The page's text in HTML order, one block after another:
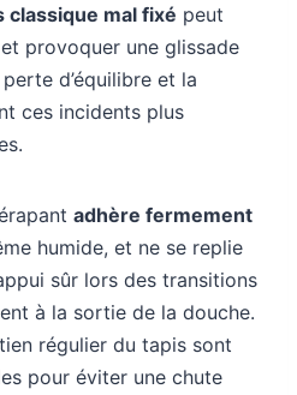
classique mal fixé peut
provoquer une glissade
d’équilibre et la
ces incidents plus
adhère fermement
humide, et ne se replie
sûr lors des transitions
à la sortie de la douche.
régulier du tapis sont
pour éviter une chute